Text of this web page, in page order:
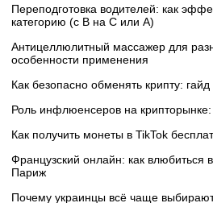
Переподготовка водителей: как
категорию (с B на C или А)
Антицеллюлитный массажер для
особенности применения
Как безопасно обменять крипту:
Роль инфлюенсеров на
Как получить монеты в TikTok
Французский онлайн: как влюбиться
Париж
Почему украинцы всё чаще